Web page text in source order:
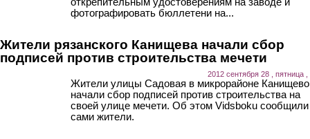
фотографировать бюллетени на...
Жители рязанского Канищева начали сбор
подписей против строительства мечети
2012 сентября 28 , пятница ,
Жители улицы Садовая в микрорайоне Канищево
начали сбор подписей против строительства на
своей улице мечети. Об этом Vidsboku сообщили
сами жители.